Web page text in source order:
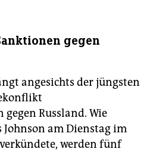
gegen
angesichts der jüngsten
Russland. Wie
am Dienstag im
werden fünf